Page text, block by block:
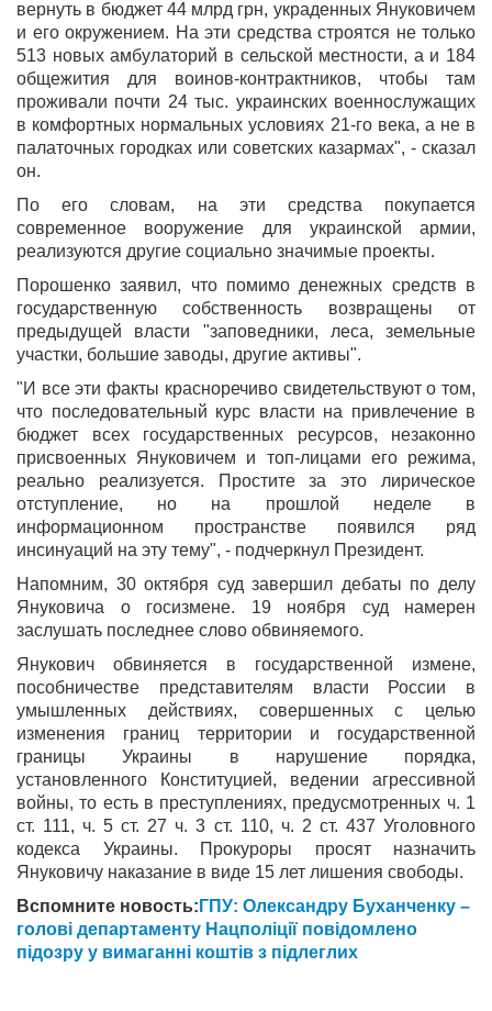
вернуть в бюджет 44 млрд грн, украденных Януковичем
и его окружением. На эти средства строятся не только
513 новых амбулаторий в сельской местности, а и 184
общежития для воинов-контрактников, чтобы там
проживали почти 24 тыс. украинских военнослужащих
в комфортных нормальных условиях 21-го века, а не в
палаточных городках или советских казармах", - сказал
он.
По его словам, на эти средства покупается
современное вооружение для украинской армии,
реализуются другие социально значимые проекты.
Порошенко заявил, что помимо денежных средств в
государственную собственность возвращены от
предыдущей власти "заповедники, леса, земельные
участки, большие заводы, другие активы".
"И все эти факты красноречиво свидетельствуют о том,
что последовательный курс власти на привлечение в
бюджет всех государственных ресурсов, незаконно
присвоенных Януковичем и топ-лицами его режима,
реально реализуется. Простите за это лирическое
отступление, но на прошлой неделе в
информационном пространстве появился ряд
инсинуаций на эту тему", - подчеркнул Президент.
Напомним, 30 октября суд завершил дебаты по делу
Януковича о госизмене. 19 ноября суд намерен
заслушать последнее слово обвиняемого.
Янукович обвиняется в государственной измене,
пособничестве представителям власти России в
умышленных действиях, совершенных с целью
изменения границ территории и государственной
границы Украины в нарушение порядка,
установленного Конституцией, ведении агрессивной
войны, то есть в преступлениях, предусмотренных ч. 1
ст. 111, ч. 5 ст. 27 ч. 3 ст. 110, ч. 2 ст. 437 Уголовного
кодекса Украины. Прокуроры просят назначить
Януковичу наказание в виде 15 лет лишения свободы.
Вспомните новость: ГПУ: Олександру Буханченку –
голові департаменту Нацполіції повідомлено
підозру у вимаганні коштів з підлеглих